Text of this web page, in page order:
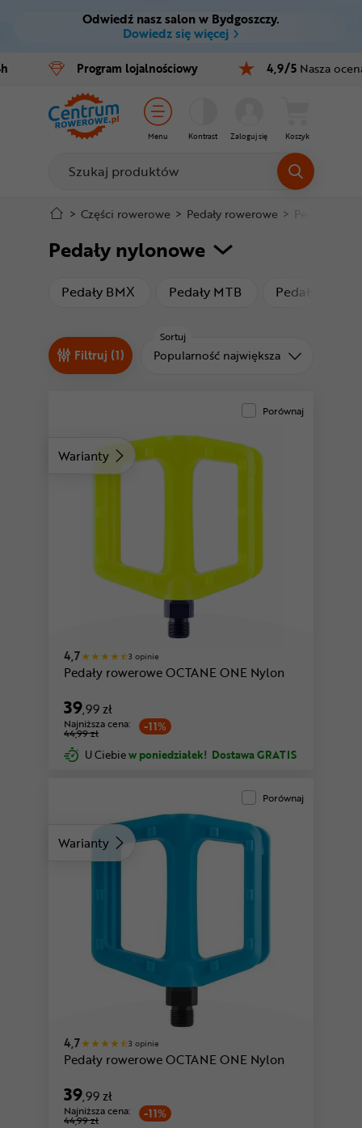
Ctrl M
Menu główne
Filtry
Produkty
Stopka
Mapa strony
Odwiedź nasz salon w Bydgoszczy.
Dowiedz się więcej
Program lojalnościowy 4,9/5 Nasza
Menu Kontrast Zaloguj się Koszyk
Rowery
E-bike
Części
Akcesoria
Odzież
Kaski
Buty
Odżywki
Superoferta
> Części rowerowe > Pedały rowerowe > Pedały
Pedały nylonowe
Pedały BMX produktyPedały MTB produktyPedały
Filtruj (1)
Sortuj
Sortuj od
Popularność największa
Warianty
Porównaj
4,7 3 opinie
Pedały rowerowe OCTANE ONE Nylon
39,99 zł
-11%
Najniższa cena:
44,99 zł
U Ciebiew poniedziałek! Dostawa GRATIS
Warianty
Porównaj
4,7 3 opinie
Pedały rowerowe OCTANE ONE Nylon
39,99 zł
-11%
Najniższa cena:
44,99 zł